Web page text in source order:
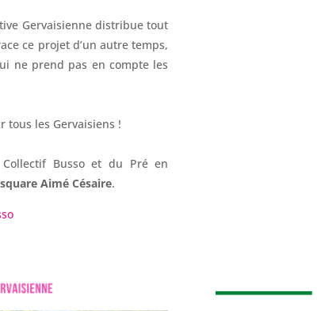
Gervaisienne distribue tout
ce projet d’un autre temps,
ne prend pas en compte les
tous les Gervaisiens !
Busso et du Pré en
Aimé Césaire.